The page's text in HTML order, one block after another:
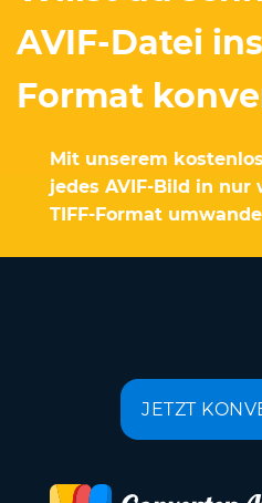
AVIF-Datei
Format
Mit unserem
jedes AVIF-Bild in nur
TIFF-Format
JETZT